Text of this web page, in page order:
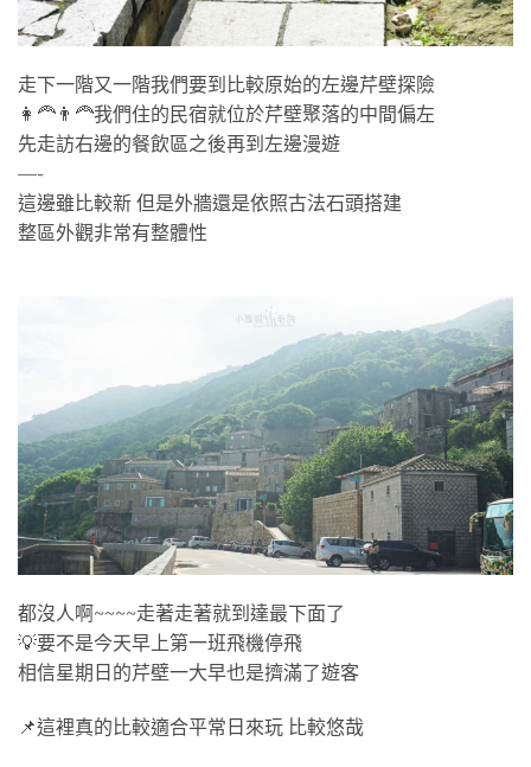
走下一階又一階我們要到比較原始的左邊芹壁探險
👩‍🦰👨‍🦰我們住的民宿就位於芹壁聚落的中間偏左
先走訪右邊的餐飲區之後再到左邊漫遊
—-
這邊雖比較新 但是外牆還是依照古法石頭搭建
整區外觀非常有整體性
都沒人啊~~~~走著走著就到達最下面了
💡要不是今天早上第一班飛機停飛
相信星期日的芹壁一大早也是擠滿了遊客
📌這裡真的比較適合平常日來玩 比較悠哉